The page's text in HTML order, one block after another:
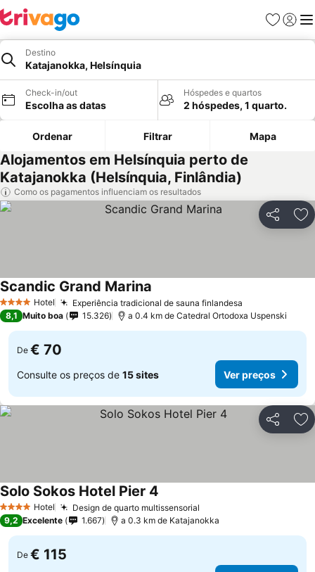
Favoritos
Iniciar
Destino
Katajanokka, Helsínquia
Check-in/out
Escolha as datas
Hóspedes e quartos
2 hóspedes, 1 quarto.
Ordenar Filtrar Mapa
Alojamentos em Helsínquia perto de
Katajanokka (Helsínquia, Finlândia)
Como os pagamentos influenciam os resultados
Partilhar
4 EstrelasHotel Experiência tradicional de sauna finlandesa
Scandic Grand Marina
8,1 Muito boa 15.326 a 0.4 km de Catedral Ortodoxa Uspenski
De € 70
Consulte os preços de 15 sites Ver preços
Partilhar
4 EstrelasHotel Design de quarto multissensorial
Solo Sokos Hotel Pier 4
9,2 Excelente 1.667 a 0.3 km de Katajanokka
De € 115